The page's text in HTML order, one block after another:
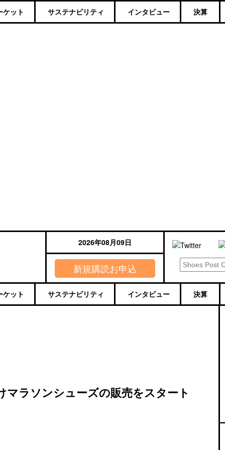
2026年08月09日
新規購読お申込
ケット サステナビリティ インタビュー 決算
ケット サステナビリティ インタビュー 決算
ラソンシューズの販売をスタート